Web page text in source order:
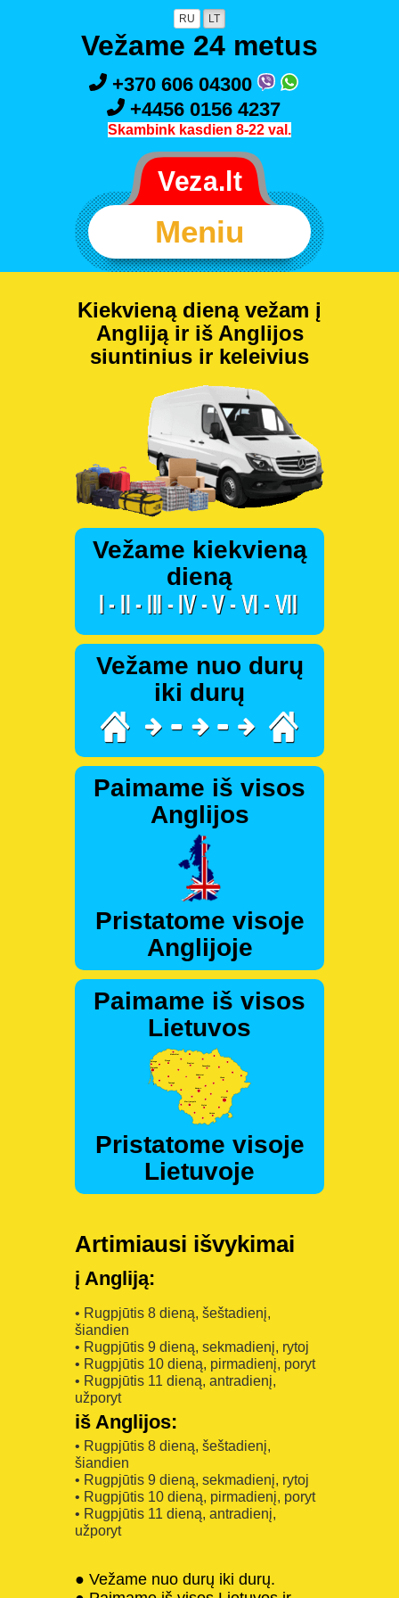
RU LT
Vežame 24 metus
+370 606 04300
+4456 0156 4237
Skambink kasdien 8-22 val.
Meniu
Kiekvieną dieną vežam į
Angliją ir iš Anglijos
siuntinius ir keleivius
Vežame kiekvieną
dieną
Vežame nuo durų
iki durų
Paimame iš visos
Anglijos
Pristatome visoje
Anglijoje
Paimame iš visos
Lietuvos
Pristatome visoje
Lietuvoje
Artimiausi išvykimai
į Angliją:
• Rugpjūtis 8 dieną, šeštadienį,
šiandien
• Rugpjūtis 9 dieną, sekmadienį, rytoj
• Rugpjūtis 10 dieną, pirmadienį, poryt
• Rugpjūtis 11 dieną, antradienį,
užporyt
iš Anglijos:
• Rugpjūtis 8 dieną, šeštadienį,
šiandien
• Rugpjūtis 9 dieną, sekmadienį, rytoj
• Rugpjūtis 10 dieną, pirmadienį, poryt
• Rugpjūtis 11 dieną, antradienį,
užporyt
● Vežame nuo durų iki durų.